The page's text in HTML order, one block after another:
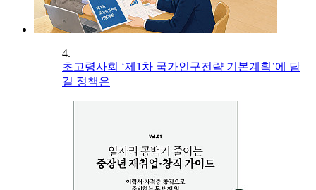
4.
초고령사회 ‘제1차 국가인구전략 기본계획’에 담
길 정책은